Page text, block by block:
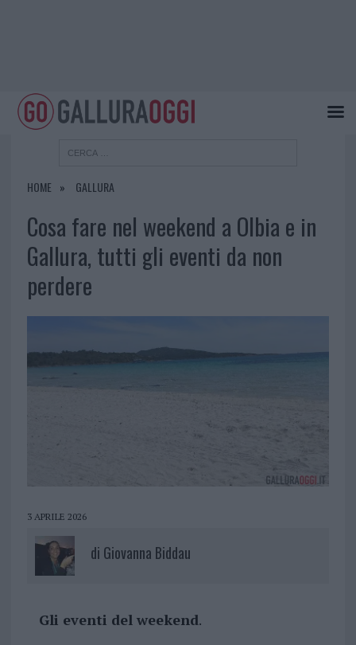
HOME GALLURA
Cosa fare nel weekend a Olbia e in
Gallura, tutti gli eventi da non
perdere
3 APRILE 2026
di Giovanna Biddau
Gli eventi del weekend.